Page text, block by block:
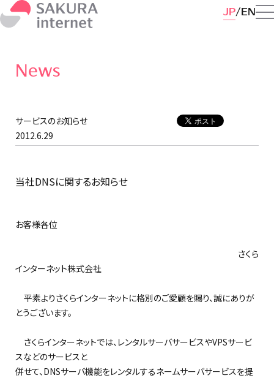
JP EN
News
サービスのお知らせ
2012.6.29
当社DNSに関するお知らせ
お客様各位
さくら
インターネット株式会社
平素よりさくらインターネットに格別のご愛顧を賜り、誠にありが
とうございます。
さくらインターネットでは、レンタルサーバサービスやVPSサービ
スなどのサービスと
併せて、DNSサーバ機能をレンタルするネームサーバサービスを提